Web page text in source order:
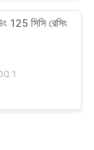
125 সিসি রেসিং